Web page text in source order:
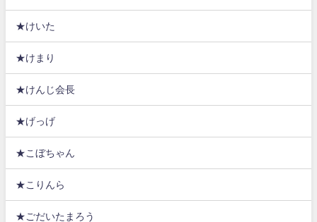
★けいた
★けまり
★けんじ会長
★げっげ
★こぼちゃん
★こりんら
★ごだいたまろう